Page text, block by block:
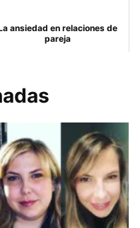
ansiedad en relaciones de
pareja